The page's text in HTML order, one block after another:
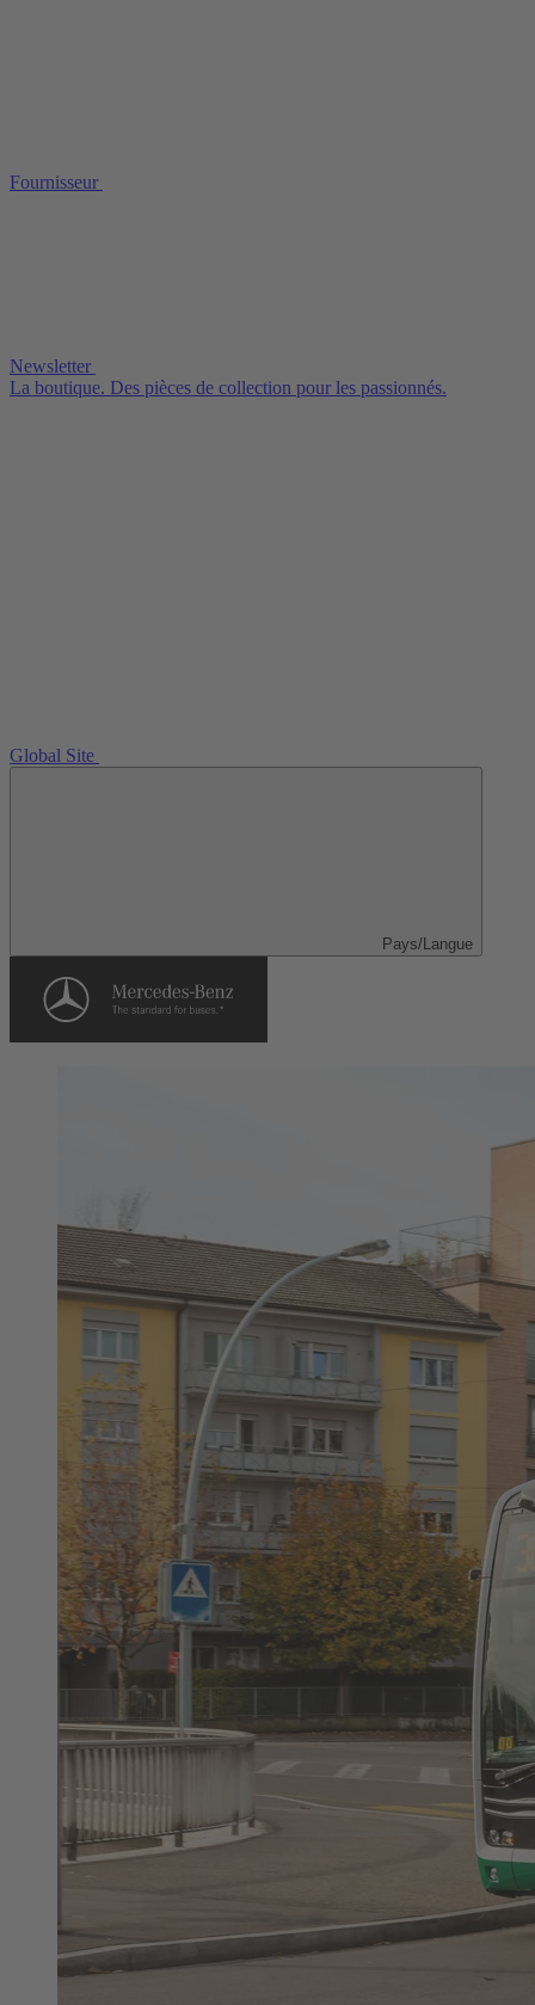
Fournisseur
Newsletter
La boutique. Des pièces de collection pour les passionnés.
Global Site
Pays/Langue